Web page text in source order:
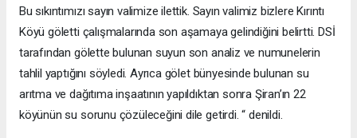
Bu sıkıntımızı sayın valimize ilettik. Sayın valimiz bizlere Kırıntı
Köyü göletti çalışmalarında son aşamaya gelindiğini belirtti. DSİ
tarafından gölette bulunan suyun son analiz ve numunelerin
tahlil yaptığını söyledi. Ayrıca gölet bünyesinde bulunan su
arıtma ve dağıtıma inşaatının yapıldıktan sonra Şiran’ın 22
köyünün su sorunu çözüleceğini dile getirdi. “ denildi.